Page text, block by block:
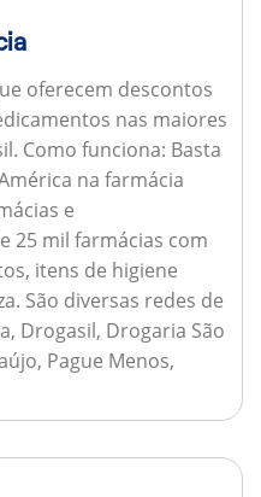
oferecem descontos
nas maiores
Como funciona: Basta
na farmácia
e
25 mil farmácias com
itens de higiene
São diversas redes de
Drogasil, Drogaria São
Pague Menos,